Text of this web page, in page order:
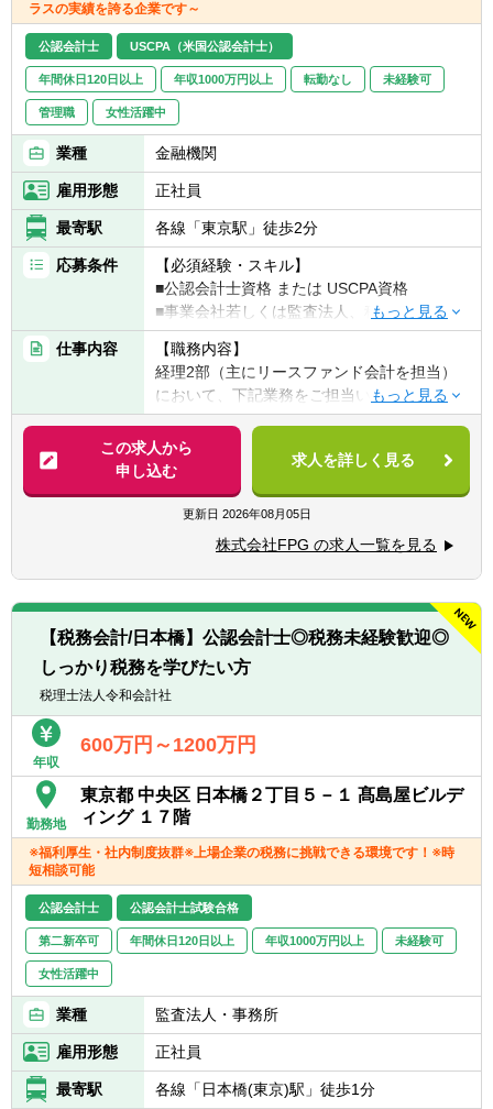
ラスの実績を誇る企業です～
公認会計士 USCPA（米国公認会計士）
年間休日120日以上 年収1000万円以上 転勤なし 未経験可
管理職 女性活躍中
業種 金融機関
雇用形態 正社員
最寄駅 各線「東京駅」徒歩2分
応募条件
【必須経験・スキル】
■公認会計士資格 または USCPA資格
■事業会社若しくは監査法人、税理士法人、
会計事務所等での経理実務経験（10年以上）
■法人税・消費税等に関する税金計算実務経
験
■チームの成長を導くマネジメント・リーダ
ーシップ経験
【歓迎経験・スキル】
■税務申告書作成やＳＰＣ会計の業務経験
■業務・事務処理に関してシステム導入やツ
ール活用による業務効率化等を実現した経験
【求める人物像】
■自発的に業務を推進し、組織の目標に対し
て高い意識を持つ方
■業務効率の向上に関して、高い意識で仕事
に取り組むことができる方
きる方
■改善提案を行い、組織の成長に貢献できる
方
■協調性がありコミュニケーション能力が高
い方
仕事内容
【職務内容】
経理2部（主にリースファンド会計を担当）
において、下記業務をご担当いただきます。
【具体的には】
■本型オペレーティング・リースの特別目的
会社（SPC）に関する実務（経理処理のみな
らず、会社設立から投資家への報告書作成、
税務申告に至るまで）
■チームメンバーの指導・育成、業務の進捗
管理を通じた組織体制の強化
■新規金融商品の組成支援を含む経理全般に
関する管理業務の推進
【仕事の魅力】
■業容拡大中の上場企業（東証プライム市
場）で、専門性を高めることができる環境で
す。
核的な役割を担い、若手社員の育成を通じて
組織の成長に直接貢献できます。
■ＳＰＣ会計や信託会計など幅広い金融商品
に関する会計知識や税務知識を深めることが
【配属部署】
■経理２部 9名（男性：4名、女性：5名）
この求人から
申し込む
求人を詳しく見る
更新日 2026年08月05日
株式会社FPG の求人一覧を見る
【税務会計/日本橋】公認会計士◎税務未経験歓迎◎
しっかり税務を学びたい方
税理士法人令和会計社
年収
600万円～1200万円
勤務地
東京都 中央区 日本橋２丁目５－１ 髙島屋ビルデ
ィング １７階
※福利厚生・社内制度抜群※上場企業の税務に挑戦できる環境です！※時
短相談可能
公認会計士 公認会計士試験合格
第二新卒可 年間休日120日以上 年収1000万円以上 未経験可
女性活躍中
業種 監査法人・事務所
雇用形態 正社員
最寄駅 各線「日本橋(東京)駅」徒歩1分